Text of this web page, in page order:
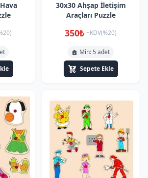
30x30 Ahşap İletişim
Araçları Puzzle
350₺ +KDV(%20)
Min: 5 adet
Sepete Ekle